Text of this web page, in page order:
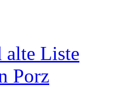
Liste
Porz